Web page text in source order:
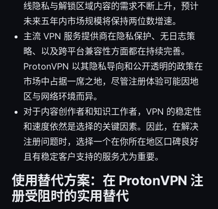
线隐私与解锁区域内容的需求不断上升，预计
未来五年内市场规模将保持两位数增速。
主流 VPN 服务提供商在隐私保护、无日志策
略、以及跨平台兼容性方面都在持续完善。
ProtonVPN 以其隐私导向和公开透明的政策在
市场中占据一席之地，尽管注册体验可能因地
区与网络环境而异。
对于内容创作者和知识工作者，VPN 的稳定性
和速度依然是选择的关键因素。因此，在解决
注册问题时，选择一个在你所在地区口碑良好
且有稳定客户支持的服务尤为重要。
使用替代方案：在 ProtonVPN 注
册受阻时的实用替代